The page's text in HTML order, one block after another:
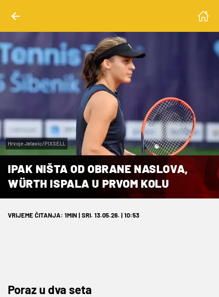
Hrvoje Jelavic/PIXSELL
IPAK NIŠTA OD OBRANE NASLOVA,
WÜRTH ISPALA U PRVOM KOLU
VRIJEME ČITANJA: 1MIN | SRI. 13.05.26. | 10:53
Poraz u dva seta